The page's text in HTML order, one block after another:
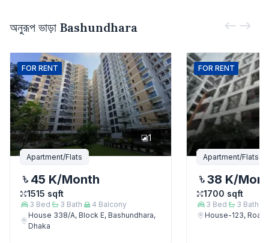
অনুরূপ ভাড়া Bashundhara
FOR RENT
1
Apartment/Flats
45 K/Month
1515 sqft
3 Bed 3 Bath 4 Balcony
House 338/A, Block E, Bashundhara,
Dhaka
FOR RENT
Apartment/Flats
38 K/
1700 sqft
3 Bed 3 Bath
House-123,